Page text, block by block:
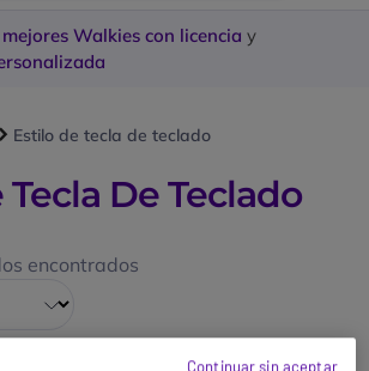
mejores Walkies con licencia y
Estilo de tecla de teclado
De Teclado
encontrados
Continuar sin aceptar